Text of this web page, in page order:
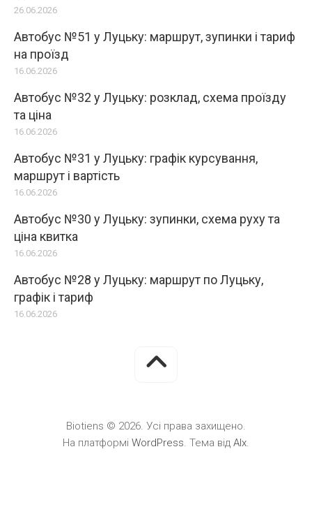
26.06.2026
Автобус №51 у Луцьку: маршрут, зупинки і тариф
на проїзд
16.06.2026
Автобус №32 у Луцьку: розклад, схема проїзду
та ціна
16.06.2026
Автобус №31 у Луцьку: графік курсування,
маршрут і вартість
16.06.2026
Автобус №30 у Луцьку: зупинки, схема руху та
ціна квитка
16.06.2026
Автобус №28 у Луцьку: маршрут по Луцьку,
графік і тариф
16.06.2026
Biotiens © 2026. Усі права захищено.
На платформі WordPress. Тема від Alx.